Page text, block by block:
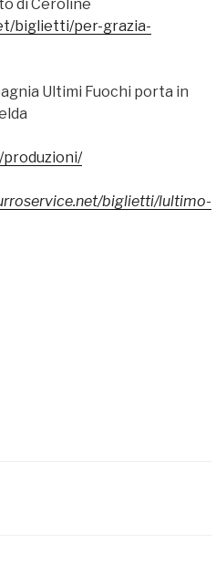
di Ceroline
biglietti/per-grazia-
Ultimi Fuochi porta in
biglietti/lultimo-